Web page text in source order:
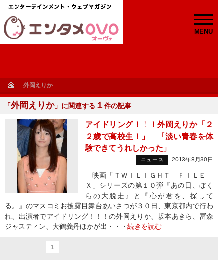
MENU
外岡えりか
「外岡えりか」に関連する １ 件の記事
アイドリング！！！外岡えりか「２
２歳で高校生！」 「淡い青春を体
験できてうれしかった」
ニュース 2013年8月30日
映画「ＴＷＩＬＩＧＨＴ ＦＩＬＥ
Ｘ」シリーズの第１０弾『あの日、ぼく
らの大脱走』と『心が君を、探して
る。』のマスコミお披露目舞台あいさつが３０日、東京都内で行わ
れ、出演者でアイドリング！！！の外岡えりか、坂本あきら、冨森
ジャスティン、大鶴義丹ほかが出・・・ 続きを読む
1